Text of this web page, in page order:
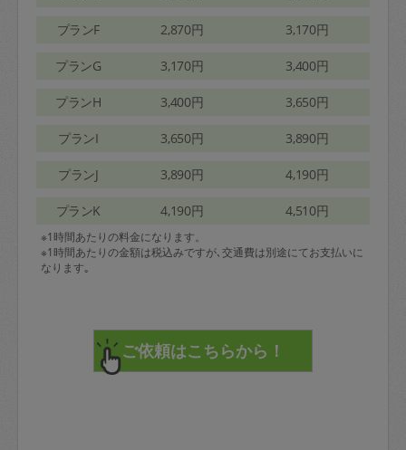
プランF 2,870円 3,170円
プランG 3,170円 3,400円
プランH 3,400円 3,650円
プランI 3,650円 3,890円
プランJ 3,890円 4,190円
プランK 4,190円 4,510円
※1時間あたりの料金になります。
※1時間あたりの金額は税込みですが､交通費は別途にてお支払いに
なります｡